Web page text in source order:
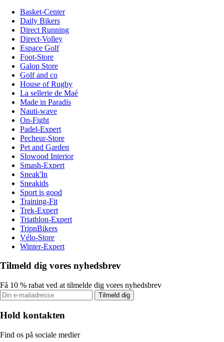
Basket-Center
Daily Bikers
Direct Running
Direct-Volley
Espace Golf
Foot-Store
Galop Store
Golf and co
House of Rugby
La sellerie de Maé
Made in Paradis
Nauti-wave
On-Fight
Padel-Expert
Pecheur-Store
Pet and Garden
Slowood Interior
Smash-Expert
Sneak'In
Sneakids
Sport is good
Training-Fit
Trek-Expert
Triathlon-Expert
TripnBikers
Vélo-Store
Winter-Expert
Tilmeld dig vores nyhedsbrev
Få 10 % rabat ved at tilmelde dig vores nyhedsbrev
Tilmeld dig
Hold kontakten
Find os på sociale medier